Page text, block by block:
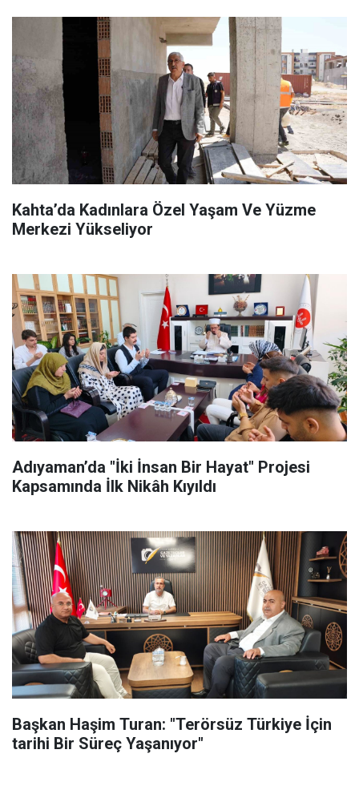
Kahta’da Kadınlara Özel Yaşam Ve Yüzme
Merkezi Yükseliyor
Adıyaman’da "İki İnsan Bir Hayat" Projesi
Kapsamında İlk Nikâh Kıyıldı
Başkan Haşim Turan: "Terörsüz Türkiye İçin
tarihi Bir Süreç Yaşanıyor"